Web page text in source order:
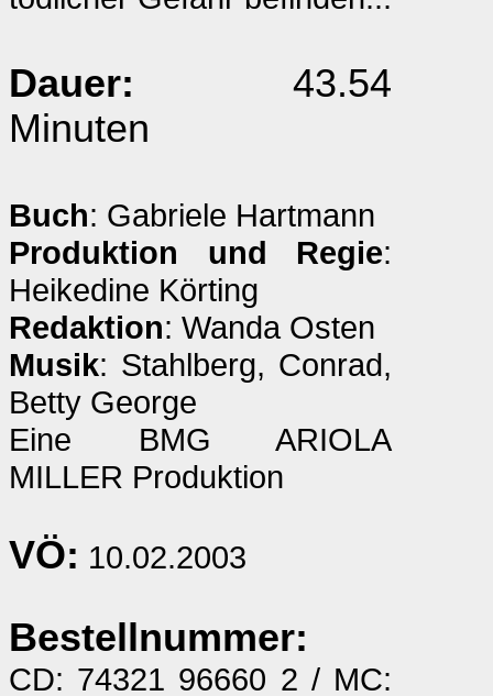
Dauer: 43.54
Minuten
Buch: Gabriele Hartmann
Produktion und Regie:
Heikedine Körting
Redaktion: Wanda Osten
Musik: Stahlberg, Conrad,
Betty George
Eine BMG ARIOLA
MILLER Produktion
VÖ: 10.02.2003
Bestellnummer:
CD: 74321 96660 2 / MC: